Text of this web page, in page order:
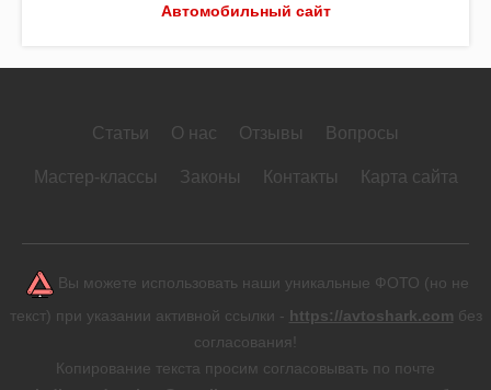
Автомобильный сайт
Статьи О нас Отзывы Вопросы
Мастер-классы Законы Контакты Карта сайта
Вы можете использовать наши уникальные ФОТО (но не
текст) при указании активной ссылки - https://avtoshark.com без
согласования!
Копирование текста просим согласовывать по почте